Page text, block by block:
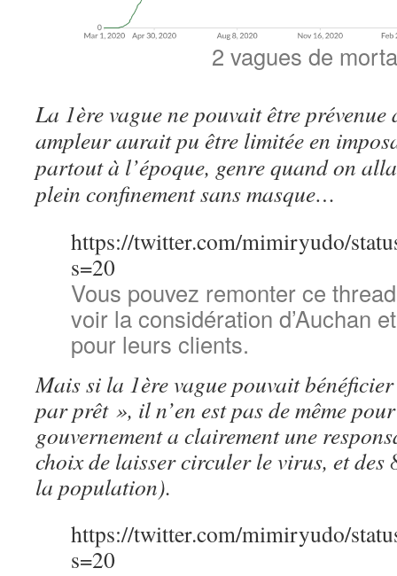
2 vagues de
La 1ère vague ne pouvait être prévenue
ampleur aurait pu être limitée en
partout à l’époque, genre quand on
plein confinement sans masque…
https://twitter.com/mimiryudo/
s=20
Vous pouvez remonter ce
voir la considération d’Auchan
pour leurs clients.
Mais si la 1ère vague pouvait
par prêt », il n’en est pas de même
gouvernement a clairement une
choix de laisser circuler le virus, et des
la population).
https://twitter.com/mimiryudo/
s=20